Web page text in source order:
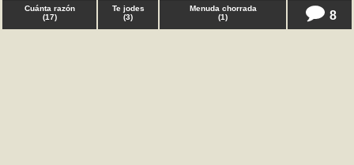
Cuánta razón
(17)
Te jodes
(3)
Menuda chorrada
(1) 8